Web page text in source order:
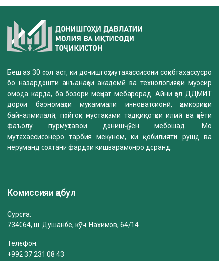
Беш аз 30 сол аст, ки донишгоҳ мутахассисони соҳибтахассусро
бо назардошти анъанаҳои академӣ ва технологияҳои муосир
омода карда, ба бозори меҳнат мебарорад. Айни ҳол ДДМИТ
дорои барномаҳои мукаммали инноватсионӣ, ҳамкориҳои
байналмилалӣ, пойгоҳи мустаҳками тадқиқотҳои илмӣ ва ҳаёти
фаъолу пурмуҳтавои донишҷӯён мебошад. Мо
мутахассисонеро тарбия мекунем, ки қобилияти рушд ва
нерӯманд сохтани фардои кишварамонро доранд.
Комиссияи қабул
Суроға:
734064, ш. Душанбе, кӯч. Нахимов, 64/14
Телефон:
+992 37 231 08 43